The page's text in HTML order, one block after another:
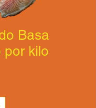
Basa
por kilo